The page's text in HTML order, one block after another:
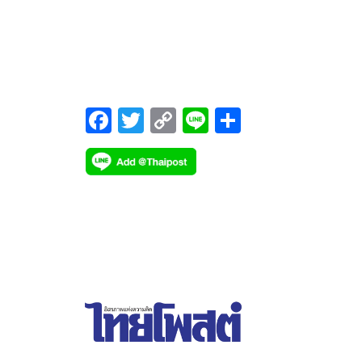
กำลังผลิตตามสัดส่วนการถือหุ้นเพิ่มขึ้นอีก 652 เมกะ
F
ac
e
T
wi
tt
C
o
p
Li